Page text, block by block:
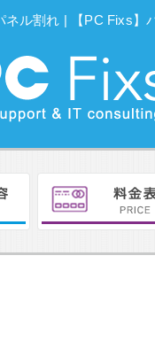
ネル割れ | 【PC Fixs】